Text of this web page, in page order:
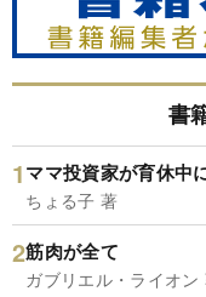
書
ママ投資家が育休中
ちょる子 著
筋肉が全て
ガブリエル・ライオン